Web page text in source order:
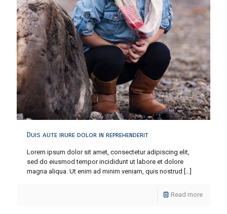
Duis aute irure dolor in reprehenderit
Lorem ipsum dolor sit amet, consectetur adipiscing elit,
sed do eiusmod tempor incididunt ut labore et dolore
magna aliqua. Ut enim ad minim veniam, quis nostrud […]
Read more